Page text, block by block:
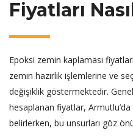
Fiyatları
Epoksi zemin kaplaması
zemin hazırlık işlemlerine ve
değişiklik göstermektedir.
hesaplanan fiyatlar,
belirlerken, bu unsurları göz